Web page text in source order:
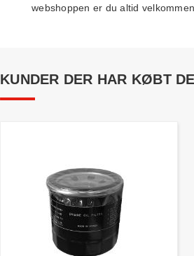
webshoppen er du altid
KUNDER DER HAR KØBT